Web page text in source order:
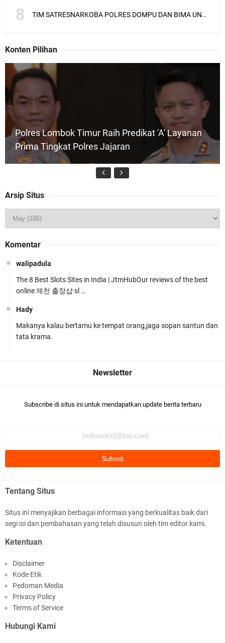
TIM SATRESNARKOBA POLRES DOMPU DAN BIMA UNGKAP KASUS NARKOBA VIA JASA PENGIRIMAN BARANG JNE
Konten Pilihan
Polres Lombok Timur Raih Predikat 'A' Layanan
Prima Tingkat Polres Jajaran
Wilayah Lombok Tengah
Kapolsek Gunungsari Resmi Diganti ,AKP Imran
Ditlantas Polda NTB Edukasi Tertib Berlalu di
Pelajar SMPN 1 Gerung
Arsip Situs
Komentar
walipadula
The 8 Best Slots Sites in India | JtmHubOur reviews of the best
online 제천 출장샵 sl …
Hady
Makanya kalau bertamu ke tempat orang,jaga sopan santun dan
tata krama.
Subscribe di situs ini untuk mendapatkan update berita terbaru
Tentang Situs
Situs ini menyajikan berbagai informasi yang berkualitas baik dari
segi isi dan pembahasan yang telah disusun oleh tim editor kami.
Ketentuan
Disclaimer
Kode Etik
Pedoman Media
Privacy Policy
Terms of Service
Hubungi Kami